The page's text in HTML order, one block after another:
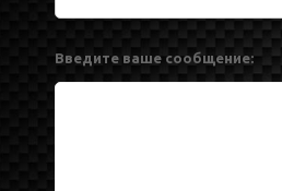
Введите ваше сообщение: